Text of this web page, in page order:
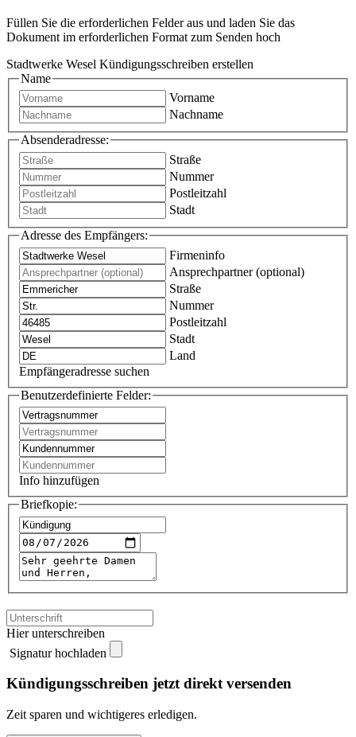
Füllen Sie die erforderlichen Felder aus und laden Sie das
Dokument im erforderlichen Format zum Senden hoch
Stadtwerke Wesel Kündigungsschreiben erstellen
Name
Vorname
Nachname
Absenderadresse:
Straße
Nummer
Postleitzahl
Stadt
Adresse des Empfängers:
Firmeninfo
Ansprechpartner (optional)
Straße
Nummer
Postleitzahl
Stadt
Land
Empfängeradresse suchen
Benutzerdefinierte Felder:
Info hinzufügen
Briefkopie:
Hier unterschreiben
Signatur hochladen
Kündigungsschreiben jetzt direkt versenden
Zeit sparen und wichtigeres erledigen.